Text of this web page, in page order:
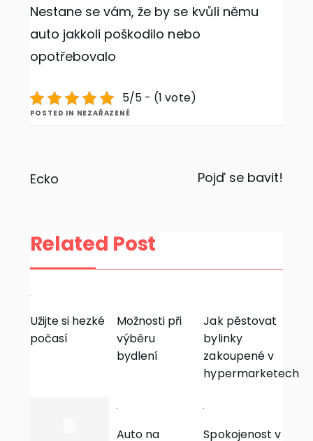
Nestane se vám, že by se kvůli němu
auto jakkoli poškodilo nebo
opotřebovalo
5/5 - (1 vote)
POSTED IN NEZAŘAZENÉ
Navigace
příspěvek
Ecko Pojď se bavit!
Related Post
Užijte si hezké
počasí
Možnosti při
výběru
bydlení
Jak pěstovat
bylinky
zakoupené v
hypermarketech
Auto na Spokojenost v